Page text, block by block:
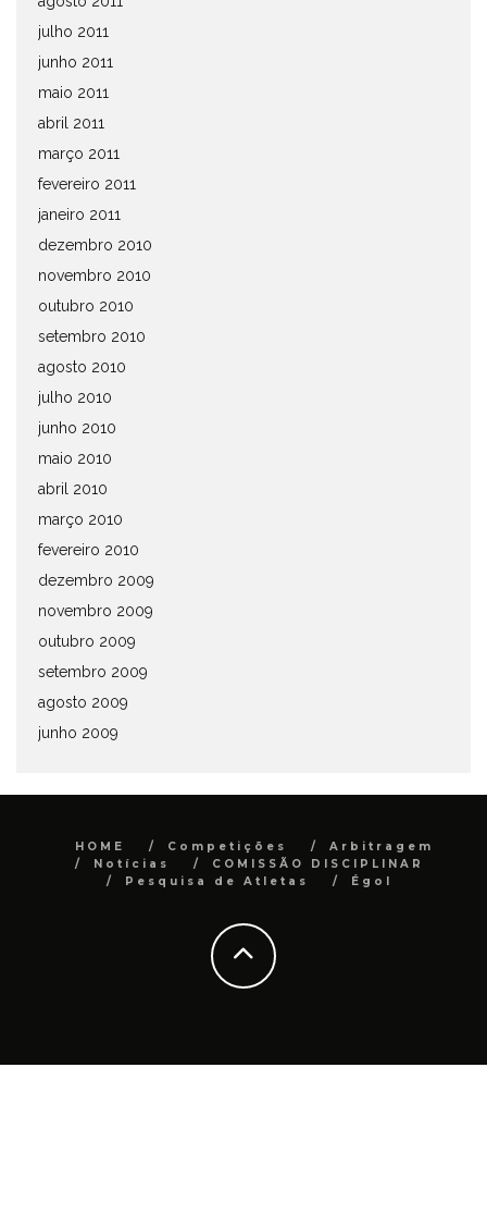
julho 2011
junho 2011
maio 2011
abril 2011
março 2011
fevereiro 2011
janeiro 2011
dezembro 2010
novembro 2010
outubro 2010
setembro 2010
agosto 2010
julho 2010
junho 2010
maio 2010
abril 2010
março 2010
fevereiro 2010
dezembro 2009
novembro 2009
outubro 2009
setembro 2009
agosto 2009
junho 2009
HOME Competições
Arbitragem
Notícias
COMISSÃO DISCIPLINAR
Pesquisa de Atletas
Égol